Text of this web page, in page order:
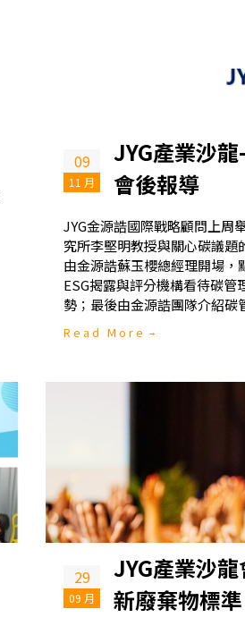
09
11 月
JYG產業沙
會後報導
JYG金源誥國際戰略顧問上周
究所李堅明教授與關心碳議
由金源誥蘇玉櫻總經理開場，
ESG揭露與評分機構看待碳
勢；最後由金源誥團隊介紹碳
Read More
29
09 月
JYG產業沙
新廢棄物標準